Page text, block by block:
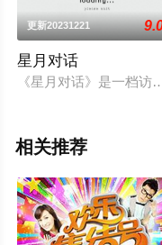
更新20231221
星月对话
《星月对话》是一档
相关推荐